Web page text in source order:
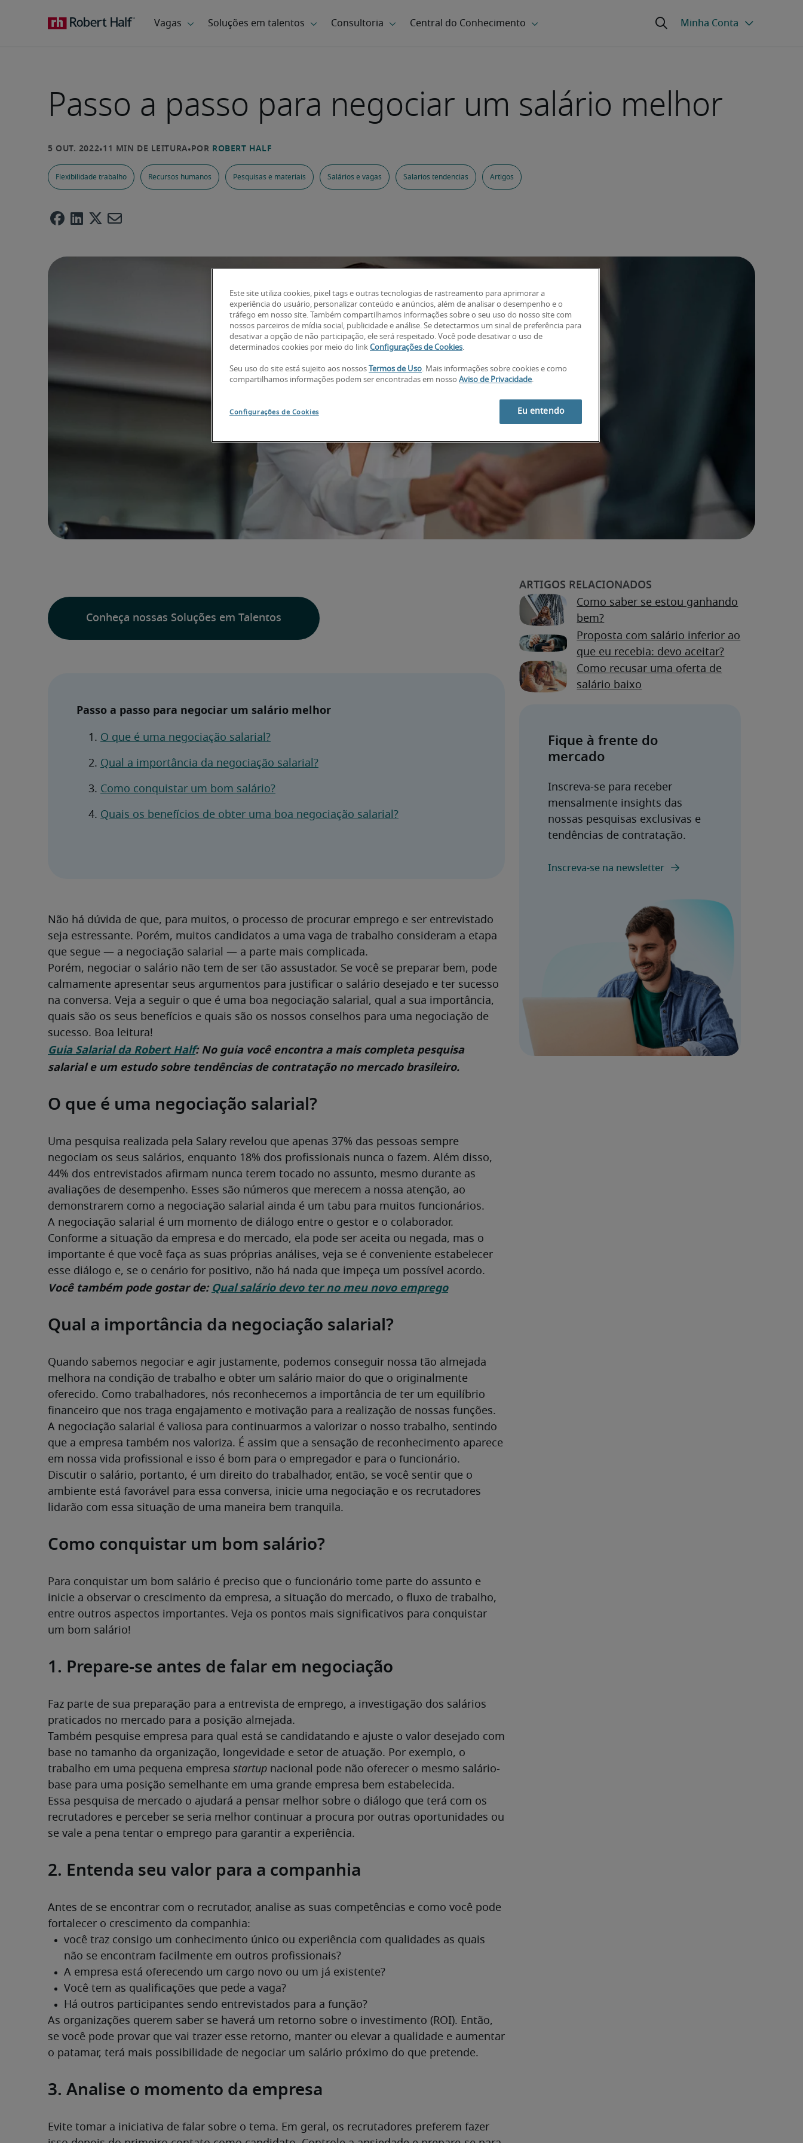
Passo a passo para negociar um salário melhor
Flexibilidade trabalho Recursos humanos Pesquisas e materiais Salários e vagas Salarios tendencias Artigos
Conheça nossas Soluções em Talentos
Passo a passo para negociar um salário melhor
O que é uma negociação salarial?
Qual a importância da negociação salarial?
Como conquistar um bom salário?
Quais os benefícios de obter uma boa negociação salarial?
Não há dúvida de que, para muitos, o processo de procurar emprego e ser entrevistado
seja estressante. Porém, muitos candidatos a uma vaga de trabalho consideram a etapa
que segue — a negociação salarial — a parte mais complicada.
Porém, negociar o salário não tem de ser tão assustador. Se você se preparar bem, pode
calmamente apresentar seus argumentos para justificar o salário desejado e ter sucesso
na conversa. Veja a seguir o que é uma boa negociação salarial, qual a sua importância,
quais são os seus benefícios e quais são os nossos conselhos para uma negociação de
sucesso. Boa leitura!
Guia Salarial da Robert Half: No guia você encontra a mais completa pesquisa
salarial e um estudo sobre tendências de contratação no mercado brasileiro.
O que é uma negociação salarial?
Uma pesquisa realizada pela Salary revelou que apenas 37% das pessoas sempre
negociam os seus salários, enquanto 18% dos profissionais nunca o fazem. Além disso,
44% dos entrevistados afirmam nunca terem tocado no assunto, mesmo durante as
avaliações de desempenho. Esses são números que merecem a nossa atenção, ao
demonstrarem como a negociação salarial ainda é um tabu para muitos funcionários.
A negociação salarial é um momento de diálogo entre o gestor e o colaborador.
Conforme a situação da empresa e do mercado, ela pode ser aceita ou negada, mas o
importante é que você faça as suas próprias análises, veja se é conveniente estabelecer
esse diálogo e, se o cenário for positivo, não há nada que impeça um possível acordo.
Você também pode gostar de: Qual salário devo ter no meu novo emprego
Qual a importância da negociação salarial?
Quando sabemos negociar e agir justamente, podemos conseguir nossa tão almejada
melhora na condição de trabalho e obter um salário maior do que o originalmente
oferecido. Como trabalhadores, nós reconhecemos a importância de ter um equilíbrio
financeiro que nos traga engajamento e motivação para a realização de nossas funções.
A negociação salarial é valiosa para continuarmos a valorizar o nosso trabalho, sentindo
que a empresa também nos valoriza. É assim que a sensação de reconhecimento aparece
em nossa vida profissional e isso é bom para o empregador e para o funcionário.
Discutir o salário, portanto, é um direito do trabalhador, então, se você sentir que o
ambiente está favorável para essa conversa, inicie uma negociação e os recrutadores
lidarão com essa situação de uma maneira bem tranquila.
Como conquistar um bom salário?
Para conquistar um bom salário é preciso que o funcionário tome parte do assunto e
inicie a observar o crescimento da empresa, a situação do mercado, o fluxo de trabalho,
entre outros aspectos importantes. Veja os pontos mais significativos para conquistar
um bom salário!
1. Prepare-se antes de falar em negociação
Faz parte de sua preparação para a entrevista de emprego, a investigação dos salários
praticados no mercado para a posição almejada.
Também pesquise empresa para qual está se candidatando e ajuste o valor desejado com
base no tamanho da organização, longevidade e setor de atuação. Por exemplo, o
trabalho em uma pequena empresa startup nacional pode não oferecer o mesmo salário-
base para uma posição semelhante em uma grande empresa bem estabelecida.
Essa pesquisa de mercado o ajudará a pensar melhor sobre o diálogo que terá com os
recrutadores e perceber se seria melhor continuar a procura por outras oportunidades ou
se vale a pena tentar o emprego para garantir a experiência.
2. Entenda seu valor para a companhia
Antes de se encontrar com o recrutador, analise as suas competências e como você pode
fortalecer o crescimento da companhia:
As organizações querem saber se haverá um retorno sobre o investimento (ROI). Então,
se você pode provar que vai trazer esse retorno, manter ou elevar a qualidade e aumentar
o patamar, terá mais possibilidade de negociar um salário próximo do que pretende.
3. Analise o momento da empresa
Evite tomar a iniciativa de falar sobre o tema. Em geral, os recrutadores preferem fazer
Como saber se estou ganhando
bem?
Proposta com salário inferior ao
que eu recebia: devo aceitar?
Como recusar uma oferta de
salário baixo
Este site utiliza cookies, pixel tags e outras tecnologias de rastreamento para aprimorar a
experiência do usuário, personalizar conteúdo e anúncios, além de analisar o desempenho e o
tráfego em nosso site. Também compartilhamos informações sobre o seu uso do nosso site com
nossos parceiros de mídia social, publicidade e análise. Se detectarmos um sinal de preferência para
desativar a opção de não participação, ele será respeitado. Você pode desativar o uso de
determinados cookies por meio do link Configurações de Cookies.
Seu uso do site está sujeito aos nossos Termos de Uso. Mais informações sobre cookies e como
compartilhamos informações podem ser encontradas em nosso Aviso de Privacidade.
Configurações de Cookies Eu entendo